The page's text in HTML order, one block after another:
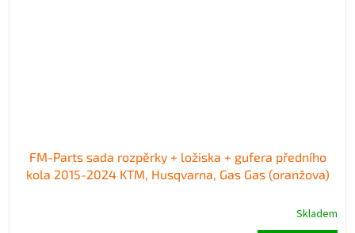
FM-Parts sada rozpěrky + ložiska + gufera předního
kola 2015-2024 KTM, Husqvarna, Gas Gas (oranžova)
Skladem